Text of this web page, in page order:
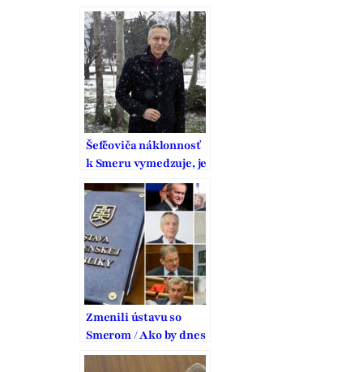
ochrany a podpory
manželstva na
Slovensku
Šefčoviča náklonnosť
k Smeru vymedzuje, je
to pritom strana
vodcovského typu
Zmenili ústavu so
Smerom / Ako by dnes
hlasovali Figeľ,